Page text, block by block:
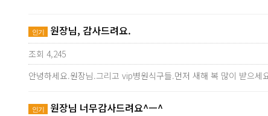
인기 원장님, 감사드려요.
조회 4,245
안녕하세요.원장님.그리고 vip병원식구들.먼저 새해 복 많이 받으
인기 원장님 너무감사드려요^ㅡ^